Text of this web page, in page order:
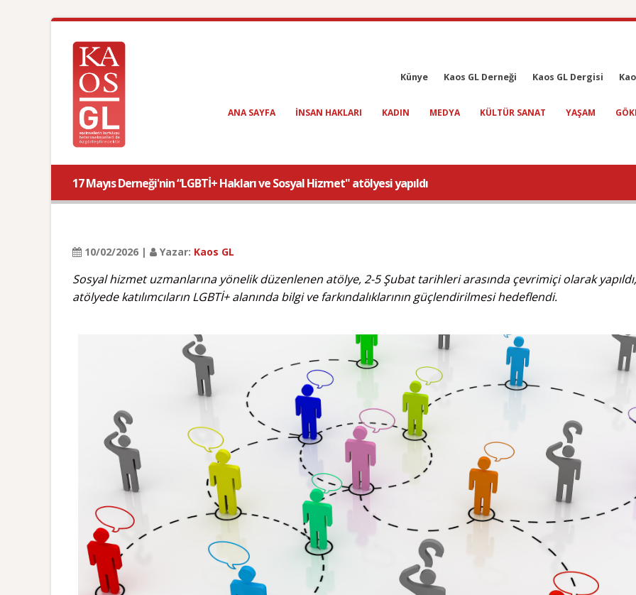
Künye Kaos GL Derneği Kaos GL Dergisi
ANA SAYFA INSAN HAKLARI KADIN MEDYA KÜLTÜR SANAT YAŞAM
17 Mayıs Derneği'nin “LGBTİ+ Hakları ve Sosyal Hizmet" atölyesi yapıldı
10/02/2026 | Yazar: Kaos GL
Sosyal hizmet uzmanlarına yönelik düzenlenen atölye, 2-5 Şubat tarihleri arasında çevrimiçi olarak yapıldı;
atölyede katılımcıların LGBTİ+ alanında bilgi ve farkındalıklarının güçlendirilmesi hedeflendi.